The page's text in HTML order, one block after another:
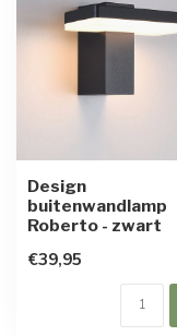
Design
buitenwandlamp
Roberto - zwart
€39,95